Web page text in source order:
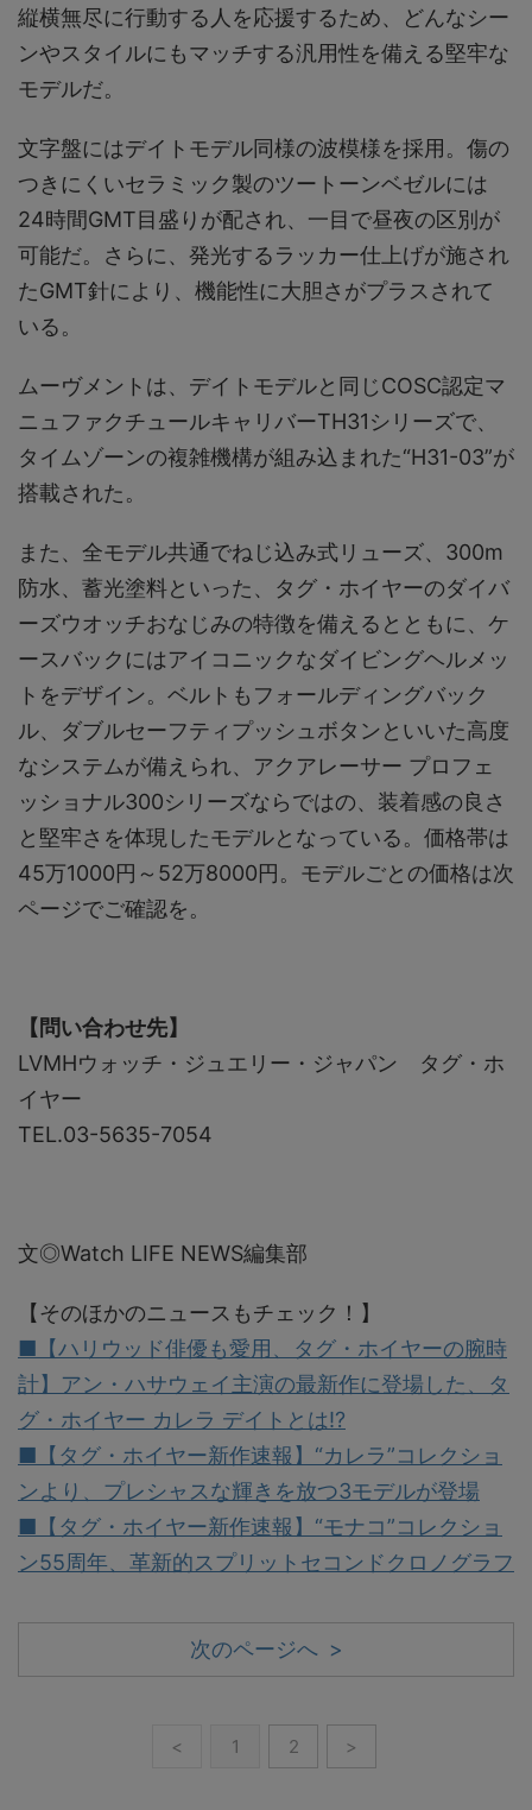
縦横無尽に行動する人を応援するため、どんなシー
ンやスタイルにもマッチする汎用性を備える堅牢な
モデルだ。
文字盤にはデイトモデル同様の波模様を採用。傷の
つきにくいセラミック製のツートーンベゼルには
24時間GMT目盛りが配され、一目で昼夜の区別が
可能だ。さらに、発光するラッカー仕上げが施され
たGMT針により、機能性に大胆さがプラスされて
いる。
ムーヴメントは、デイトモデルと同じCOSC認定マ
ニュファクチュールキャリバーTH31シリーズで、
タイムゾーンの複雑機構が組み込まれた“H31-03”が
搭載された。
また、全モデル共通でねじ込み式リューズ、300m
防水、蓄光塗料といった、タグ・ホイヤーのダイバ
ーズウオッチおなじみの特徴を備えるとともに、ケ
ースバックにはアイコニックなダイビングヘルメッ
トをデザイン。ベルトもフォールディングバック
ル、ダブルセーフティプッシュボタンといいた高度
なシステムが備えられ、アクアレーサー プロフェ
ッショナル300シリーズならではの、装着感の良さ
と堅牢さを体現したモデルとなっている。価格帯は
45万1000円～52万8000円。モデルごとの価格は次
ページでご確認を。
【問い合わせ先】
LVMHウォッチ・ジュエリー・ジャパン タグ・ホ
イヤー
TEL.03-5635-7054
文◎Watch LIFE NEWS編集部
【そのほかのニュースもチェック！】
■【ハリウッド俳優も愛用、タグ・ホイヤーの腕時
計】アン・ハサウェイ主演の最新作に登場した、タ
グ・ホイヤー カレラ デイトとは!?
■【タグ・ホイヤー新作速報】“カレラ”コレクショ
ンより、プレシャスな輝きを放つ3モデルが登場
■【タグ・ホイヤー新作速報】“モナコ”コレクショ
ン55周年、革新的スプリットセコンドクロノグラフ
次のページへ >
< 1 2 >